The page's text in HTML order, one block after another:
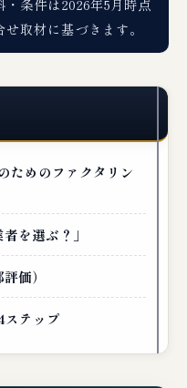
条件は2026年5月時点
取材に基づきます。
ためのファクタリン
を選ぶ？」
価）
ステップ